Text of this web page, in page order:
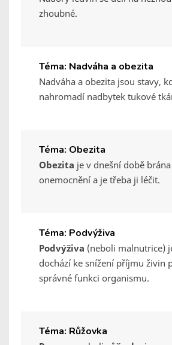
zhoubné.
Téma: Nadváha a obezita
Nadváha a obezita jsou stavy,
nahromadí nadbytek tukové
Téma: Obezita
Obezita je v dnešní době
onemocnění a je třeba ji léčit.
Téma: Podvýživa
Podvýživa (neboli malnutrice)
dochází ke snížení příjmu živin
správné funkci organismu.
Téma: Růžovka